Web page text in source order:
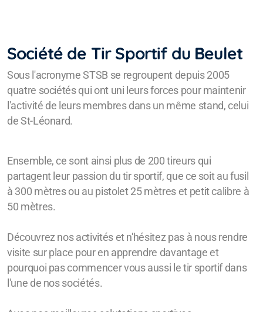
Société de Tir Sportif du Beulet
Sous l'acronyme STSB se regroupent depuis 2005
quatre sociétés qui ont uni leurs forces pour maintenir
l'activité de leurs membres dans un même stand, celui
de St-Léonard.
Ensemble, ce sont ainsi plus de 200 tireurs qui
partagent leur passion du tir sportif, que ce soit au fusil
à 300 mètres ou au pistolet 25 mètres et petit calibre à
50 mètres.
Découvrez nos activités et n'hésitez pas à nous rendre
visite sur place pour en apprendre davantage et
pourquoi pas commencer vous aussi le tir sportif dans
l'une de nos sociétés.